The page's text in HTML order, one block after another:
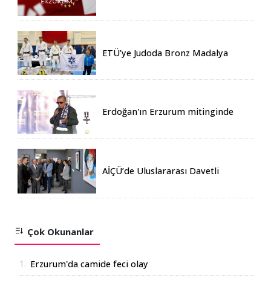
ETÜ’ye Judoda Bronz Madalya
Erdoğan'ın Erzurum mitinginde
AİÇÜ’de Uluslararası Davetli
Çok Okunanlar
1. Erzurum'da camide feci olay